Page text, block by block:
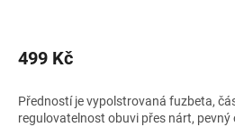
499 Kč
Předností je vypolstrovaná fuzbeta,
regulovatelnost obuvi přes nárt, pevný